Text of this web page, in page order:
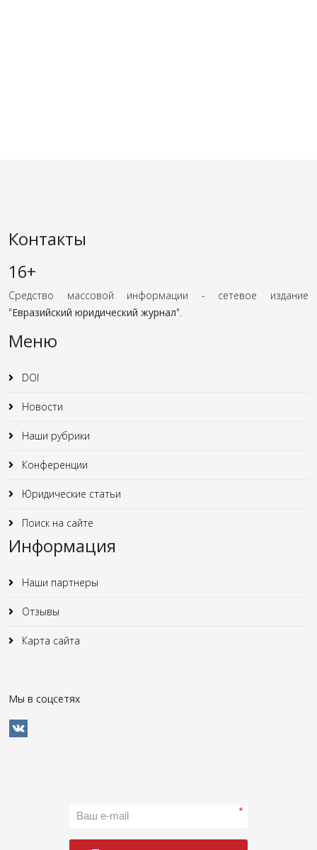
Контакты
16+
Средство массовой информации - сетевое издание
"Евразийский юридический журнал".
Меню
DOI
Новости
Наши рубрики
Конференции
Юридические статьи
Поиск на сайте
Информация
Наши партнеры
Отзывы
Карта сайта
Мы в соцсетях
*